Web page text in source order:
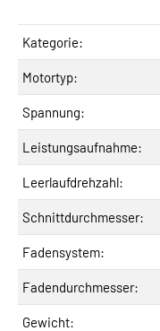
Kategorie:
Motortyp:
Spannung:
Leistungsaufnahme:
Leerlaufdrehzahl:
Schnittdurchmesser:
Fadensystem:
Fadendurchmesser:
Gewicht: